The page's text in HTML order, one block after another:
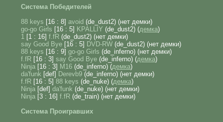
Система Победителей
88 keys [16 : 8] avoid (de_dust2) (нет демки)
go-go Girls [16 : 5] KPALLIY (de_dust2) (демка)
1 [1 : 16] f.fR (de_dust2) (нет демки)
say Good Bye [16 : 5] DVD-RW (de_dust2) (нет демки)
88 keys [16 : 9] go-go Girls (de_inferno) (нет демки)
f.fR [16 : 3] say Good Bye (de_inferno) (демка)
Ninja [16 : 3] M16 (de_inferno) (демка)
da'funk [def] Derevb9 (de_inferno) (нет демки)
f.fR [16 : 5] 88 keys (de_nuke) (демка)
Ninja [def] da'funk (de_nuke) (нет демки)
Ninja [3 : 16] f.fR (de_train) (нет демки)
Система Проигравших